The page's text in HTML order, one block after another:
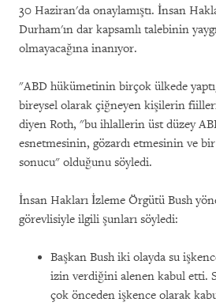
30 Haziran'da onaylamıştı. İnsan
Durham'ın dar kapsamlı talebinin
olmayacağına inanıyor.
"ABD hükümetinin birçok ülkede
bireysel olarak çiğneyen kişilerin
diyen Roth, "bu ihlallerin üst düzey
esnetmesinin, gözardı etmesinin ve
sonucu" olduğunu söyledi.
İnsan Hakları İzleme Örgütü Bush
görevlisiyle ilgili şunları söyledi:
Başkan Bush iki olayda su
izin verdiğini alenen kabul etti.
çok önceden işkence olarak